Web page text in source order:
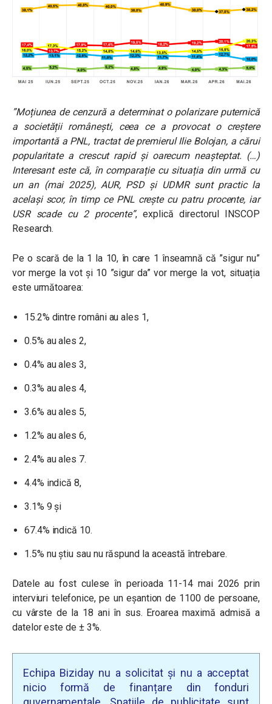
”Moțiunea de cenzură a determinat o polarizare puternică
a societății românești, ceea ce a provocat o creștere
importantă a PNL, tractat de premierul Ilie Bolojan, a cărui
popularitate a crescut rapid și oarecum neașteptat. (…)
Interesant este că, în comparație cu situația din urmă cu
un an (mai 2025), AUR, PSD și UDMR sunt practic la
același scor, în timp ce PNL crește cu patru procente, iar
USR scade cu 2 procente”, explică directorul INSCOP
Research.
Pe o scară de la 1 la 10, în care 1 înseamnă că ”sigur nu”
vor merge la vot şi 10 ”sigur da” vor merge la vot, situația
este următoarea:
15.2% dintre români au ales 1,
0.5% au ales 2,
0.4% au ales 3,
0.3% au ales 4,
3.6% au ales 5,
1.2% au ales 6,
2.4% au ales 7.
4.4% indică 8,
3.1% 9 şi
67.4% indică 10.
1.5% nu ştiu sau nu răspund la această întrebare.
Datele au fost culese în perioada 11-14 mai 2026 prin
interviuri telefonice, pe un eșantion de 1100 de persoane,
cu vârste de la 18 ani în sus. Eroarea maximă admisă a
datelor este de ± 3%.
Echipa Biziday nu a solicitat și nu a acceptat
nicio formă de finanțare din fonduri